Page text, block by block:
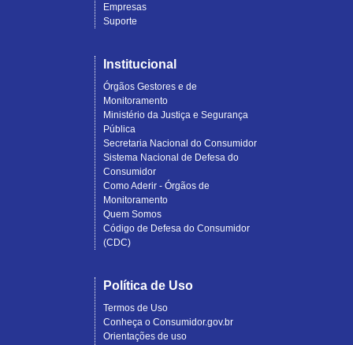
Empresas
Suporte
Institucional
Órgãos Gestores e de
Monitoramento
Ministério da Justiça e Segurança
Pública
Secretaria Nacional do Consumidor
Sistema Nacional de Defesa do
Consumidor
Como Aderir - Órgãos de
Monitoramento
Quem Somos
Código de Defesa do Consumidor
(CDC)
Política de Uso
Termos de Uso
Conheça o Consumidor.gov.br
Orientações de uso